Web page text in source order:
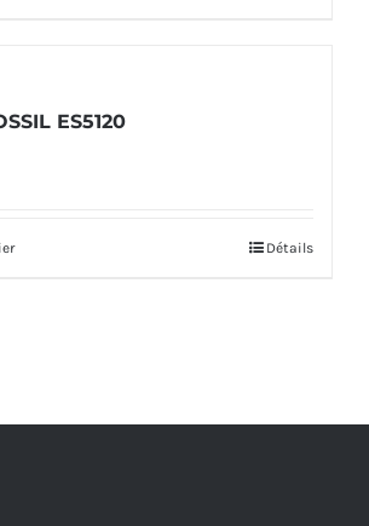
ES5120
Détails